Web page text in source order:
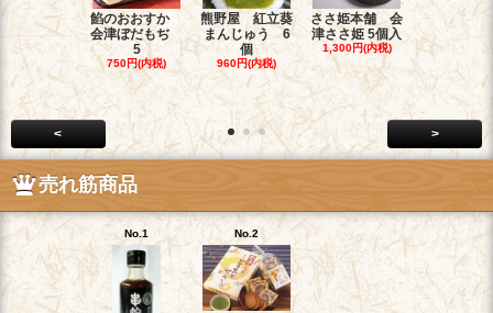
餡のおおすか
会津ぼだもぢ
5
750円(内税)
熊野屋 紅立葵
まんじゅう 6
個
960円(内税)
ささ姫本舗 会
津ささ姫 5個入
1,300円(内税)
お菓子のヤ
チ 和菓子職
1,900円(内
< >
売れ筋商品
No.1 No.2